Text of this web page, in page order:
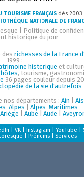
TOURISME FRANÇAIS dès
NATIONALE DE
Politique de
historique du jour
des richesses de la France
1999 :
historique et
, tourisme,
36 pages couleur depuis
de la vie d'autrefois
nos départements : Ain
Alpes
Alpes-Maritimes
Ariège Aube Aude
VK| Instagram YouTube
Prénoms| Services